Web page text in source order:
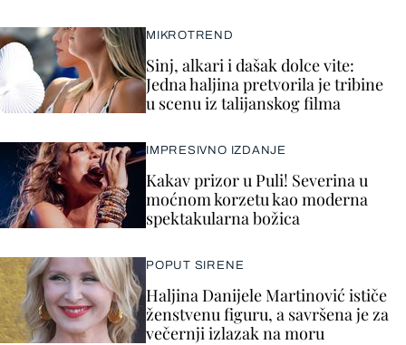
MIKROTREND
Sinj, alkari i dašak dolce vite:
Jedna haljina pretvorila je tribine
u scenu iz talijanskog filma
IMPRESIVNO IZDANJE
Kakav prizor u Puli! Severina u
moćnom korzetu kao moderna
spektakularna božica
POPUT SIRENE
Haljina Danijele Martinović ističe
ženstvenu figuru, a savršena je za
večernji izlazak na moru